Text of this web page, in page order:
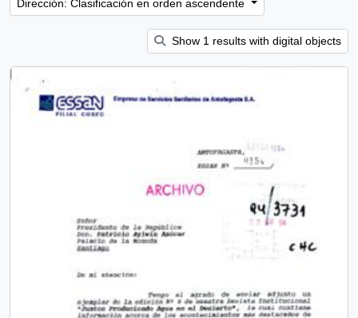
Dirección: Clasificación en orden ascendente
Show 1 results with digital objects